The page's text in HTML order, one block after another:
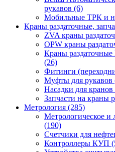
рукавов (6)
Мобильные ТРК и
Краны раздаточные,
ZVA краны
OPW краны
Краны
(26)
Фитинги
Муфты для рукавов
Насадки для кранов
Запчасти на краны
Метрология (285)
Метрологическое и
(190)
Счетчики для
Контроллеры КУП